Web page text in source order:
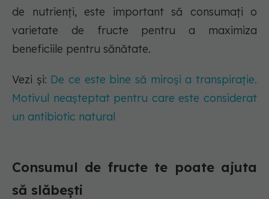
de nutrienți, este important să consumați o
varietate de fructe pentru a maximiza
beneficiile pentru sănătate.
Vezi și: De ce este bine să miroși a transpirație.
Motivul neașteptat pentru care este considerat
un antibiotic natural
Consumul de fructe te poate ajuta
să slăbești